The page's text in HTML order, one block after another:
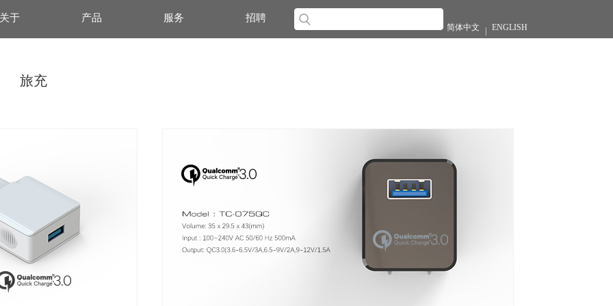
简体中文 ENGLISH
关于 产品 服务 招聘
旅充